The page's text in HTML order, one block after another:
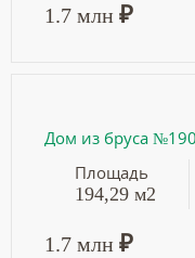
1.7 млн ₽
Дом из бруса №190
Площадь
194,29 м2
1.7 млн ₽